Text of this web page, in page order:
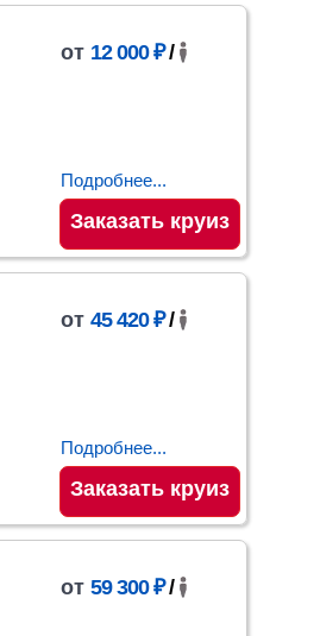
от 12 000 ₽/
Подробнее...
Заказать круиз
от 45 420 ₽/
Подробнее...
Заказать круиз
от 59 300 ₽/